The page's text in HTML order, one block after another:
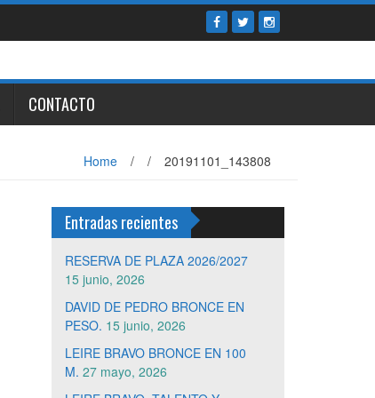
CONTACTO
Home / / 20191101_143808
Entradas recientes
RESERVA DE PLAZA 2026/2027
15 junio, 2026
DAVID DE PEDRO BRONCE EN
PESO. 15 junio, 2026
LEIRE BRAVO BRONCE EN 100
M. 27 mayo, 2026